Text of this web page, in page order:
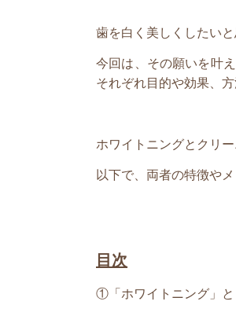
歯を白く美しくしたい
今回は、その願いを叶
それぞれ目的や効果、
ホワイトニングとクリ
以下で、両者の特徴や
目次
①「ホワイトニング」と